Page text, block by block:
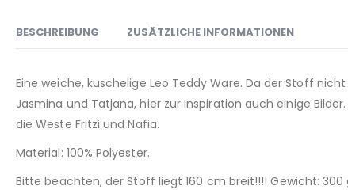
BESCHREIBUNG ZUSÄTZLICHE INFORMATIONEN
Eine weiche, kuschelige Leo Teddy Ware. Da der Stoff
Jasmina und Tatjana, hier zur Inspiration auch einige
die Weste Fritzi und Nafia.
Material: 100% Polyester.
Bitte beachten, der Stoff liegt 160 cm breit!!!! Gewicht: